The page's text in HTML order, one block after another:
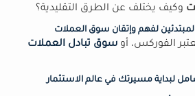
وكيف يختلف عن الطرق التقليدية؟
لفهم وإتقان سوق العملات
الفوركس، أو سوق تبادل العملات
لبداية مسيرتك في عالم الاستثمار